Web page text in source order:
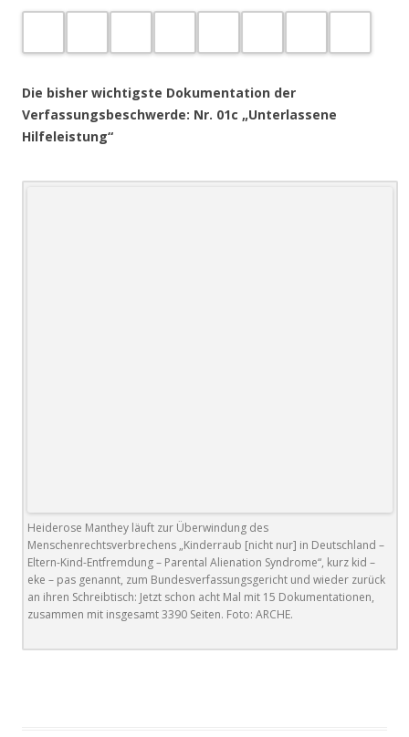
Die bisher wichtigste Dokumentation der
Verfassungsbeschwerde: Nr. 01c „Unterlassene
Hilfeleistung“
Heiderose Manthey läuft zur Überwindung des
Menschenrechtsverbrechens „Kinderraub [nicht nur] in Deutschland –
Eltern-Kind-Entfremdung – Parental Alienation Syndrome“, kurz kid –
eke – pas genannt, zum Bundesverfassungsgericht und wieder zurück
an ihren Schreibtisch: Jetzt schon acht Mal mit 15 Dokumentationen,
zusammen mit insgesamt 3390 Seiten. Foto: ARCHE.